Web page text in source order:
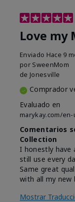
Love my
Enviado Hace 9
por SweenMom
de Jonesville
Comprador
Evaluado en
marykay.com/
Comentarios
Collection
I honestly have
still use every
Same great
with all my new
Mostrar